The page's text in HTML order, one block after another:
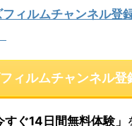
ィルムチャンネル登
ィルムチャンネル登
すぐ14日間無料体験」